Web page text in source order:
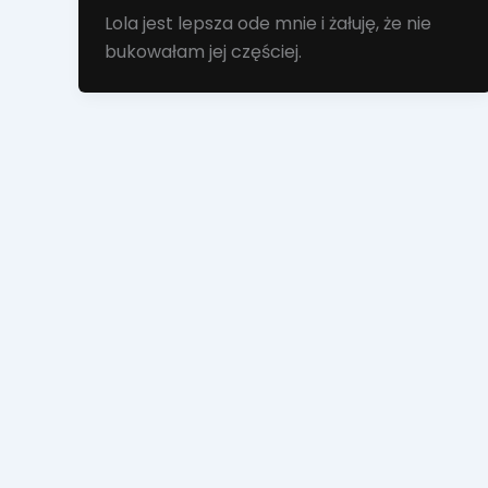
Lola jest lepsza ode mnie i żałuję, że nie
bukowałam jej częściej.